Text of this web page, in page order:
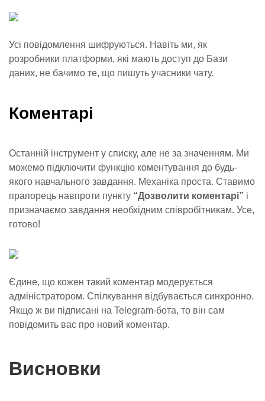
Усі повідомлення шифруються. Навіть ми, як
розробники платформи, які мають доступ до Бази
даних, не бачимо те, що пишуть учасники чату.
Коментарі
Останній інструмент у списку, але не за значенням. Ми
можемо підключити функцію коментування до будь-
якого навчального завдання. Механіка проста. Ставимо
прапорець навпроти пункту “Дозволити коментарі” і
призначаємо завдання необхідним співробітникам. Усе,
готово!
Єдине, що кожен такий коментар модерується
адміністратором. Спілкування відбувається синхронно.
Якщо ж ви підписані на Telegram-бота, то він сам
повідомить вас про новий коментар.
Висновки